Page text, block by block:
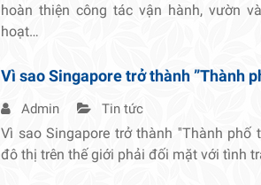
hoàn thiện công tác vận hành, vườn
hoạt…
Vì sao Singapore trở thành ”Thành
Admin Tin tức
Vì sao Singapore trở thành ''Thành phố
đô thị trên thế giới phải đối mặt với tình